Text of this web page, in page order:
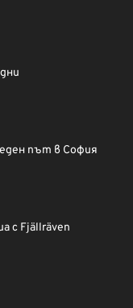
път в София
с Fjällräven